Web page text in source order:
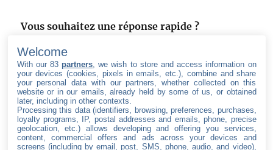
Vous souhaitez une réponse rapide ?
SUIVEZ LE GROUPE IONIS
facebook
twitterlinkedinyoutube
Welcome
With our 83 partners , we wish to store and access information on
your devices (cookies, pixels in emails, etc.), combine and share
your personal data with our partners, whether collected on this
website or in our emails, already held by some of us, or obtained
later, including in other contexts.
Processing this data (identifiers, browsing, preferences, purchases,
loyalty programs, IP, postal addresses and emails, phone, precise
geolocation, etc.) allows developing and offering you services,
content, commercial offers and ads across your devices and
screens (including by email, post, SMS, phone, audio, and video),